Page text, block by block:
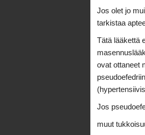
Jos olet jo
tarkistaa
Tätä lääkettä
ovat ottaneet
Jos
muut